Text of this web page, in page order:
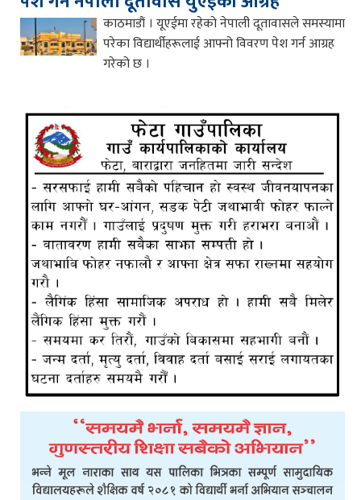
काठमाडौं । यूएईमा रहेको नेपाली दूतावासले समस्यामा
परेका विद्यार्थीहरूलाई आफ्नो विवरण पेश गर्न आग्रह
गरेको छ ।